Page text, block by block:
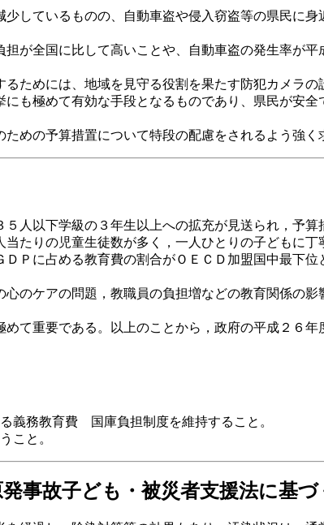
しているものの、自動車盗や侵入窃盗等の県民に
が全国に比して高いことや、自動車盗の発生率が
ためには、地域を見守る役割を果たす防犯カメラ
も極めて有効な手段となるものであり、県民が安
めの予算措置について特段の配慮をされるよう強く
人以下学級の３年生以上への拡充が見送られ，予算
たりの児童生徒数が多く，一人ひとりの子どもに丁
Ｐに占める教育費の割合がＯＥＣＤ加盟国中最下
のケアの問題，教職員の負担増などの教育関係の
て重要である。以上のことから，政府の平成２６
義務教育費 国庫負担制度を維持すること。
こと。
事故子ども・被災者支援法に基